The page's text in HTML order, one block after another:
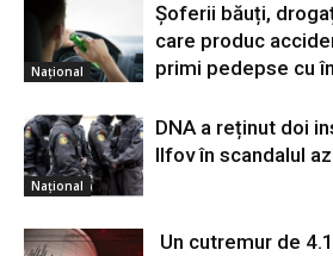
Național
Șoferii băuți,
care produc
primi pedepse cu
Național
DNA a reținut doi
Ilfov în scandalul
Un cutremur de